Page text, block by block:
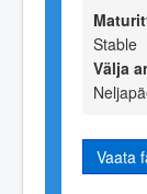
Stable
Välja
Vaata